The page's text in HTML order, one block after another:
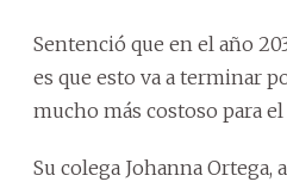
Sentenció que en el año
es que esto va a terminar
mucho más costoso para el
Su colega Johanna Ortega,